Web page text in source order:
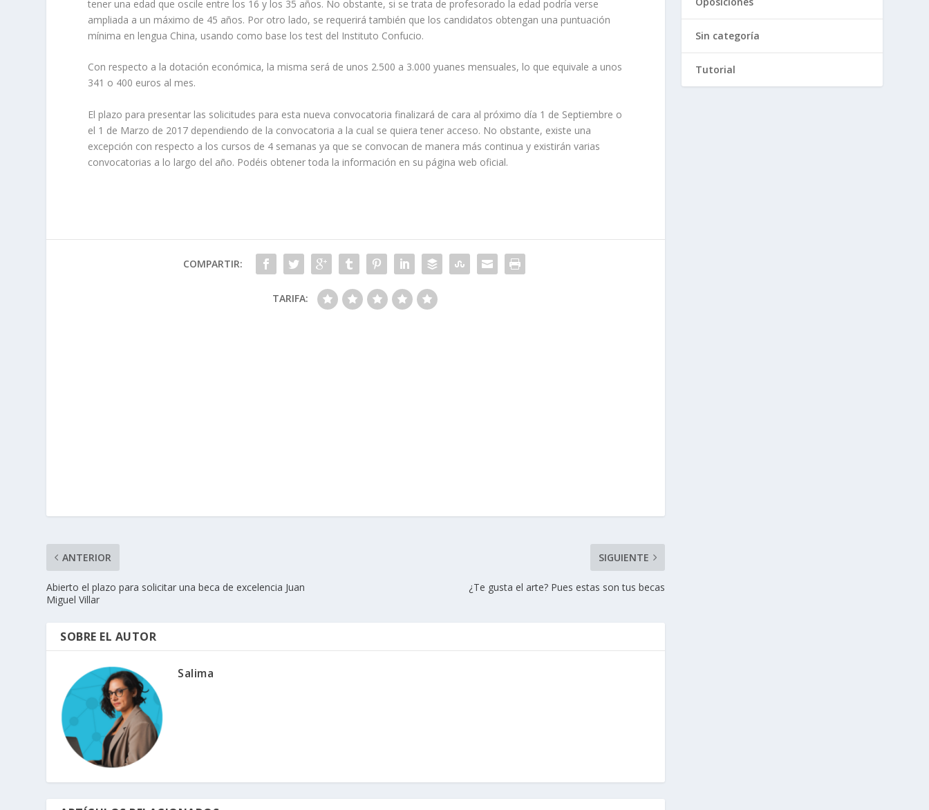
tener una edad que oscile entre los 16 y los 35 años. No obstante, si se trata de profesorado la edad podría verse
ampliada a un máximo de 45 años. Por otro lado, se requerirá también que los candidatos obtengan una puntuación
mínima en lengua China, usando como base los test del Instituto Confucio.
Con respecto a la dotación económica, la misma será de unos 2.500 a 3.000 yuanes mensuales, lo que equivale a unos
341 o 400 euros al mes.
El plazo para presentar las solicitudes para esta nueva convocatoria finalizará de cara al próximo día 1 de Septiembre o
el 1 de Marzo de 2017 dependiendo de la convocatoria a la cual se quiera tener acceso. No obstante, existe una
excepción con respecto a los cursos de 4 semanas ya que se convocan de manera más continua y existirán varias
convocatorias a lo largo del año. Podéis obtener toda la información en su página web oficial.
COMPARTIR:
TARIFA:
ANTERIOR
Abierto el plazo para solicitar una beca de excelencia Juan
Miguel Villar
SIGUIENTE
¿Te gusta el arte? Pues estas son tus becas
SOBRE EL AUTOR
Salima
Sin categoría
Tutorial